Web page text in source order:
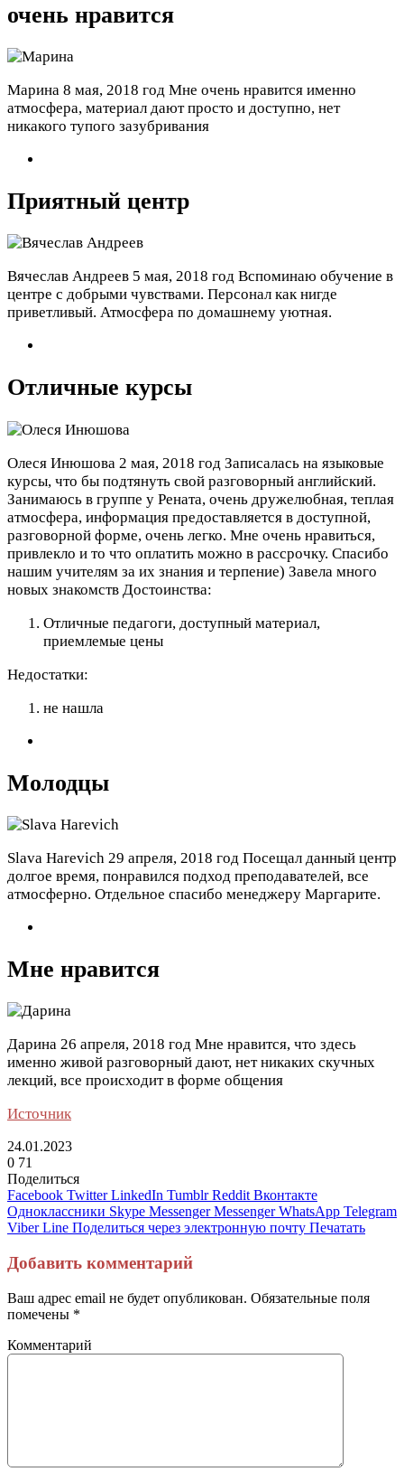
очень нравится
Марина 8 мая, 2018 год Мне очень нравится именно
атмосфера, материал дают просто и доступно, нет
никакого тупого зазубривания
Приятный центр
Вячеслав Андреев 5 мая, 2018 год Вспоминаю обучение в
центре с добрыми чувствами. Персонал как нигде
приветливый. Атмосфера по домашнему уютная.
Отличные курсы
Олеся Инюшова 2 мая, 2018 год Записалась на языковые
курсы, что бы подтянуть свой разговорный английский.
Занимаюсь в группе у Рената, очень дружелюбная, теплая
атмосфера, информация предоставляется в доступной,
разговорной форме, очень легко. Мне очень нравиться,
привлекло и то что оплатить можно в рассрочку. Спасибо
нашим учителям за их знания и терпение) Завела много
новых знакомств Достоинства:
Отличные педагоги, доступный материал,
приемлемые цены
Недостатки:
не нашла
Молодцы
Slava Harevich 29 апреля, 2018 год Посещал данный центр
долгое время, понравился подход преподавателей, все
атмосферно. Отдельное спасибо менеджеру Маргарите.
Мне нравится
Дарина 26 апреля, 2018 год Мне нравится, что здесь
именно живой разговорный дают, нет никаких скучных
лекций, все происходит в форме общения
Источник
24.01.2023
0 71
Поделиться
Facebook Twitter LinkedIn Tumblr Reddit Вконтакте
Одноклассники Skype Messenger Messenger WhatsApp Telegram
Viber Line Поделиться через электронную почту Печатать
Добавить комментарий
Ваш адрес email не будет опубликован. Обязательные поля
помечены *
Комментарий